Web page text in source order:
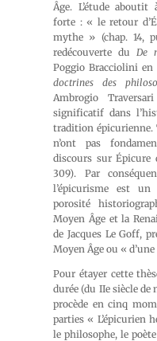
Âge. L’étude
forte : « le retour
mythe » (chap. 14,
redécouverte duDe
Poggio Bracciolini en
doctrines des
Ambrogio
significatif dans
tradition épicurienne.
n’ont pas
discours sur Épicure
309). Par
l’épicurisme est
porosité
Moyen Âge et la
de Jacques Le Goff,
Moyen Âge ou «
Pour étayer cette
durée (du IIe siècle de
procède en cinq
parties « L’épicurien
le philosophe, le